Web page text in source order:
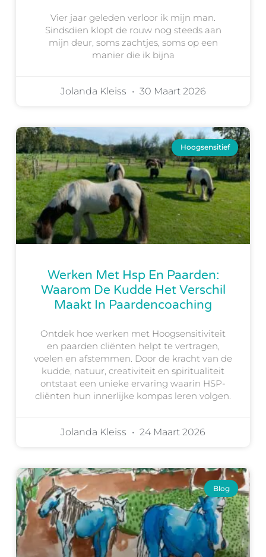
Vier jaar geleden verloor ik mijn man.
Sindsdien klopt de rouw nog steeds aan
mijn deur, soms zachtjes, soms op een
manier die ik bijna
Jolanda Kleiss 30 Maart 2026
Hoogsensitief
Werken Met Hsp En Paarden:
Waarom De Kudde Het Verschil
Maakt In Paardencoaching
Ontdek hoe werken met Hoogsensitiviteit
en paarden cliënten helpt te vertragen,
voelen en afstemmen. Door de kracht van de
kudde, natuur, creativiteit en spiritualiteit
ontstaat een unieke ervaring waarin HSP-
cliënten hun innerlijke kompas leren volgen.
Jolanda Kleiss 24 Maart 2026
Blog